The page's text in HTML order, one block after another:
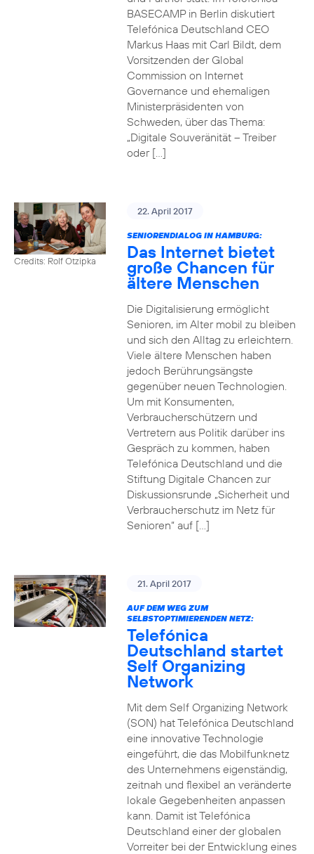
BASECAMP in Berlin diskutiert
Telefónica Deutschland CEO
Markus Haas mit Carl Bildt, dem
Vorsitzenden der Global
Commission on Internet
Governance und ehemaligen
Ministerpräsidenten von
Schweden, über das Thema:
„Digitale Souveränität – Treiber
oder […]
Credits: Rolf Otzipka
22. April 2017
SENIORENDIALOG IN HAMBURG:
Das Internet bietet
große Chancen für
ältere Menschen
Die Digitalisierung ermöglicht
Senioren, im Alter mobil zu bleiben
und sich den Alltag zu erleichtern.
Viele ältere Menschen haben
jedoch Berührungsängste
gegenüber neuen Technologien.
Um mit Konsumenten,
Verbraucherschützern und
Vertretern aus Politik darüber ins
Gespräch zu kommen, haben
Telefónica Deutschland und die
Stiftung Digitale Chancen zur
Diskussionsrunde „Sicherheit und
Verbraucherschutz im Netz für
Senioren“ auf […]
21. April 2017
AUF DEM WEG ZUM
SELBSTOPTIMIERENDEN NETZ:
Telefónica
Deutschland startet
Self Organizing
Network
Mit dem Self Organizing Network
(SON) hat Telefónica Deutschland
eine innovative Technologie
eingeführt, die das Mobilfunknetz
des Unternehmens eigenständig,
zeitnah und flexibel an veränderte
lokale Gegebenheiten anpassen
kann. Damit ist Telefónica
Deutschland einer der globalen
Vorreiter bei der Entwicklung eines